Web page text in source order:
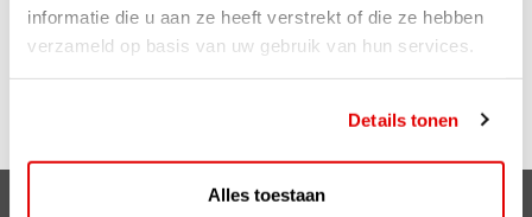
informatie die u aan ze heeft verstrekt of die ze hebben
verzameld op basis van uw gebruik van hun services.
Details tonen
Alles toestaan